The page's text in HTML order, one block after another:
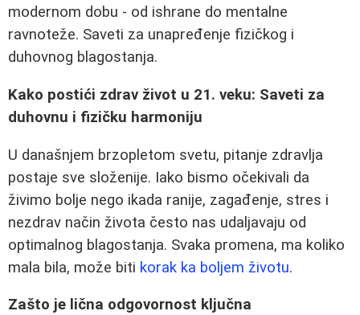
modernom dobu - od ishrane do mentalne
ravnoteže. Saveti za unapređenje fizičkog i
duhovnog blagostanja.
Kako postići zdrav život u 21. veku: Saveti za
duhovnu i fizičku harmoniju
U današnjem brzopletom svetu, pitanje zdravlja
postaje sve složenije. Iako bismo očekivali da
živimo bolje nego ikada ranije, zagađenje, stres i
nezdrav način života često nas udaljavaju od
optimalnog blagostanja. Svaka promena, ma koliko
mala bila, može biti korak ka boljem životu.
Zašto je lična odgovornost ključna